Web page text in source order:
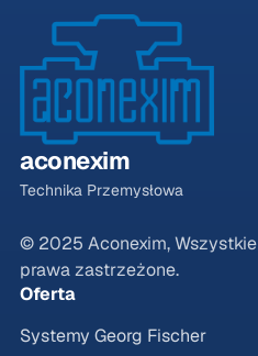
aconexim
Technika Przemysłowa
© 2025 Aconexim, Wszystkie
prawa zastrzeżone.
Oferta
Systemy Georg Fischer